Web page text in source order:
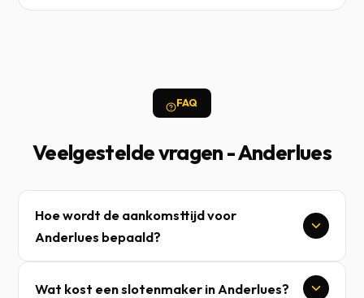
FAQ
Veelgestelde vragen - Anderlues
Hoe wordt de aankomsttijd voor
Anderlues bepaald?
Wat kost een slotenmaker in Anderlues?